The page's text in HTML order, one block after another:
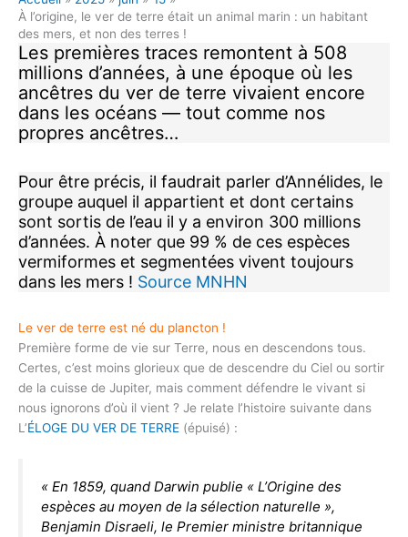
À l’origine, le ver de terre était un animal marin : un habitant
des mers, et non des terres !
Les premières traces remontent à 508
millions d’années, à une époque où les
ancêtres du ver de terre vivaient encore
dans les océans — tout comme nos
propres ancêtres…
Pour être précis, il faudrait parler d’Annélides, le
groupe auquel il appartient et dont certains
sont sortis de l’eau il y a environ 300 millions
d’années. À noter que 99 % de ces espèces
vermiformes et segmentées vivent toujours
dans les mers ! Source MNHN
Le ver de terre est né du plancton !
Première forme de vie sur Terre, nous en descendons tous.
Certes, c’est moins glorieux que de descendre du Ciel ou sortir
de la cuisse de Jupiter, mais comment défendre le vivant si
nous ignorons d’où il vient ? Je relate l’histoire suivante dans
L’ÉLOGE DU VER DE TERRE (épuisé) :
« En 1859, quand Darwin publie « L’Origine des
espèces au moyen de la sélection naturelle »,
Benjamin Disraeli, le Premier ministre britannique